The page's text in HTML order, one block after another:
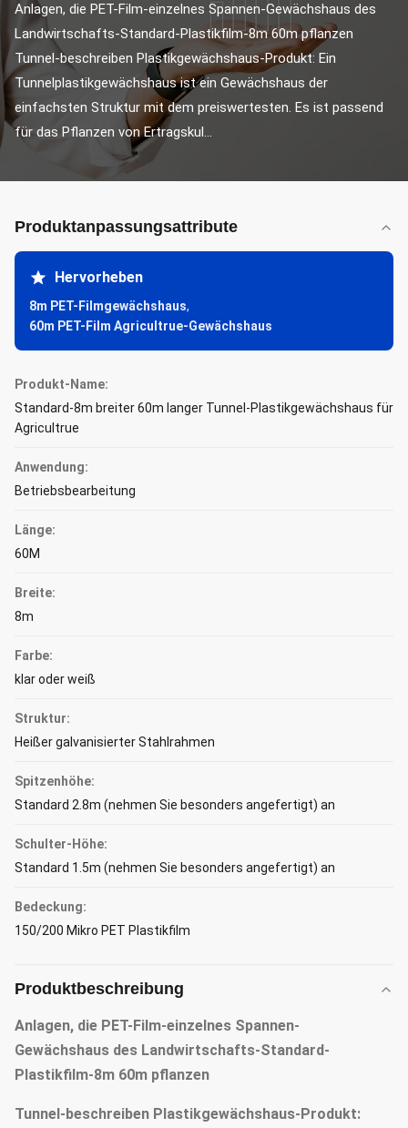
Anlagen, die PET-Film-einzelnes Spannen-Gewächshaus des
Landwirtschafts-Standard-Plastikfilm-8m 60m pflanzen
Tunnel-beschreiben Plastikgewächshaus-Produkt: Ein
Tunnelplastikgewächshaus ist ein Gewächshaus der
einfachsten Struktur mit dem preiswertesten. Es ist passend
für das Pflanzen von Ertragskul...
Produktanpassungsattribute
Hervorheben
8m PET-Filmgewächshaus,
60m PET-Film Agricultrue-Gewächshaus
Produkt-Name:
Standard-8m breiter 60m langer Tunnel-Plastikgewächshaus für
Agricultrue
Anwendung:
Betriebsbearbeitung
Länge:
60M
Breite:
8m
Farbe:
klar oder weiß
Struktur:
Heißer galvanisierter Stahlrahmen
Spitzenhöhe:
Standard 2.8m (nehmen Sie besonders angefertigt) an
Schulter-Höhe:
Standard 1.5m (nehmen Sie besonders angefertigt) an
Bedeckung:
150/200 Mikro PET Plastikfilm
Produktbeschreibung
Anlagen, die PET-Film-einzelnes Spannen-
Gewächshaus des Landwirtschafts-Standard-
Plastikfilm-8m 60m pflanzen
Tunnel-beschreiben Plastikgewächshaus-Produkt: